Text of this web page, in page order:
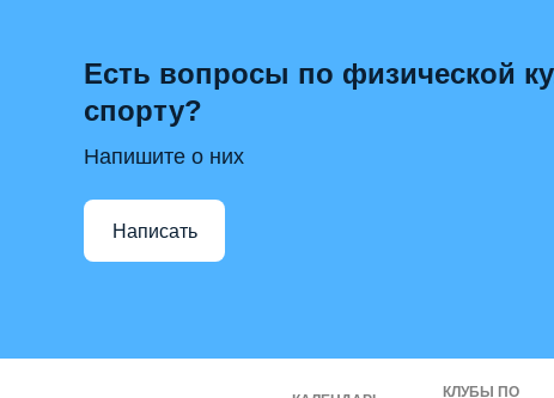
Есть вопросы по физической
спорту?
Напишите о них
Написать
КЛУБЫ ПО